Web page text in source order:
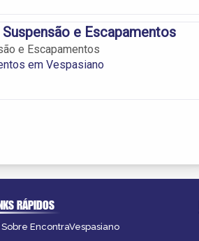
e Escapamentos
e Escapamentos
em Vespasiano
RÁPIDOS
Sobre EncontraVespasiano